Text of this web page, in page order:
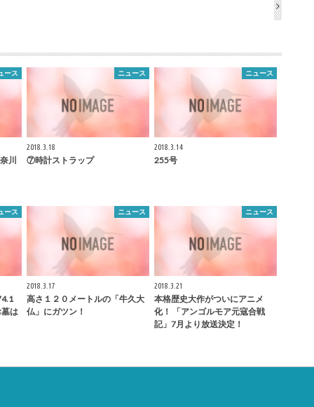
ース
川
ニュース
2018.3.18
⑦時計ストラップ
ニュース
2018.3.14
255号
ース
は
ニュース
2018.3.17
高さ１２０メートルの「牛久大
仏」にガツン！
ニュース
2018.3.21
本格歴史大作がついにアニメ
化！ 「アンゴルモア元寇合戦
記」7月より放送決定！